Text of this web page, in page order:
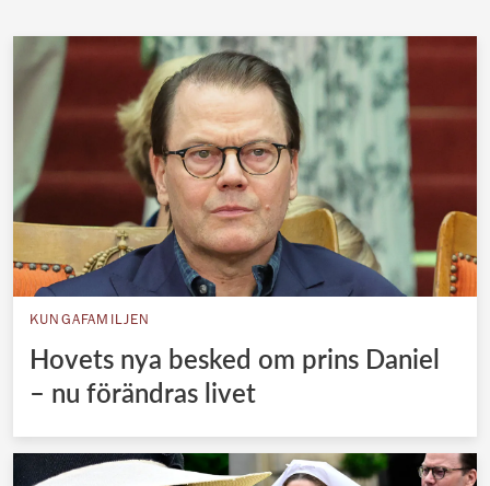
KUNGAFAMILJEN
Hovets nya besked om prins Daniel
– nu förändras livet